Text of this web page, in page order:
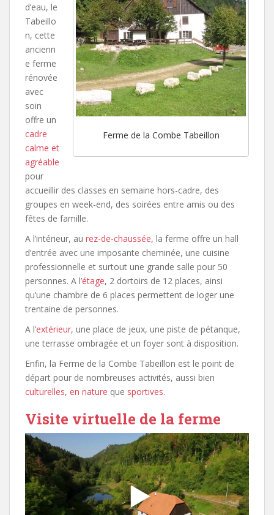
Ferme de la Combe Tabeillon
d’eau, le
Tabeillo
n, cette
ancienn
e ferme
rénovée
avec
soin
offre un
cadre
calme et
agréable
pour
accueillir des classes en semaine hors-cadre, des
groupes en week-end, des soirées entre amis ou des
fêtes de famille.
A l’intérieur, au rez-de-chaussée, la ferme offre un hall
d’entrée avec une imposante cheminée, une cuisine
professionnelle et surtout une grande salle pour 50
personnes. A l’étage, 2 dortoirs de 12 places, ainsi
qu’une chambre de 6 places permettent de loger une
trentaine de personnes.
A l’extérieur, une place de jeux, une piste de pétanque,
une terrasse ombragée et un foyer sont à disposition.
Enfin, la Ferme de la Combe Tabeillon est le point de
départ pour de nombreuses activités, aussi bien
culturelles, en nature que sportives.
Visite virtuelle de la ferme